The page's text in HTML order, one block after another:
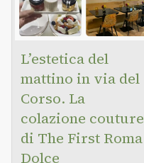
L’estetica del
mattino in via del
Corso. La
colazione couture
di The First Roma
Dolce